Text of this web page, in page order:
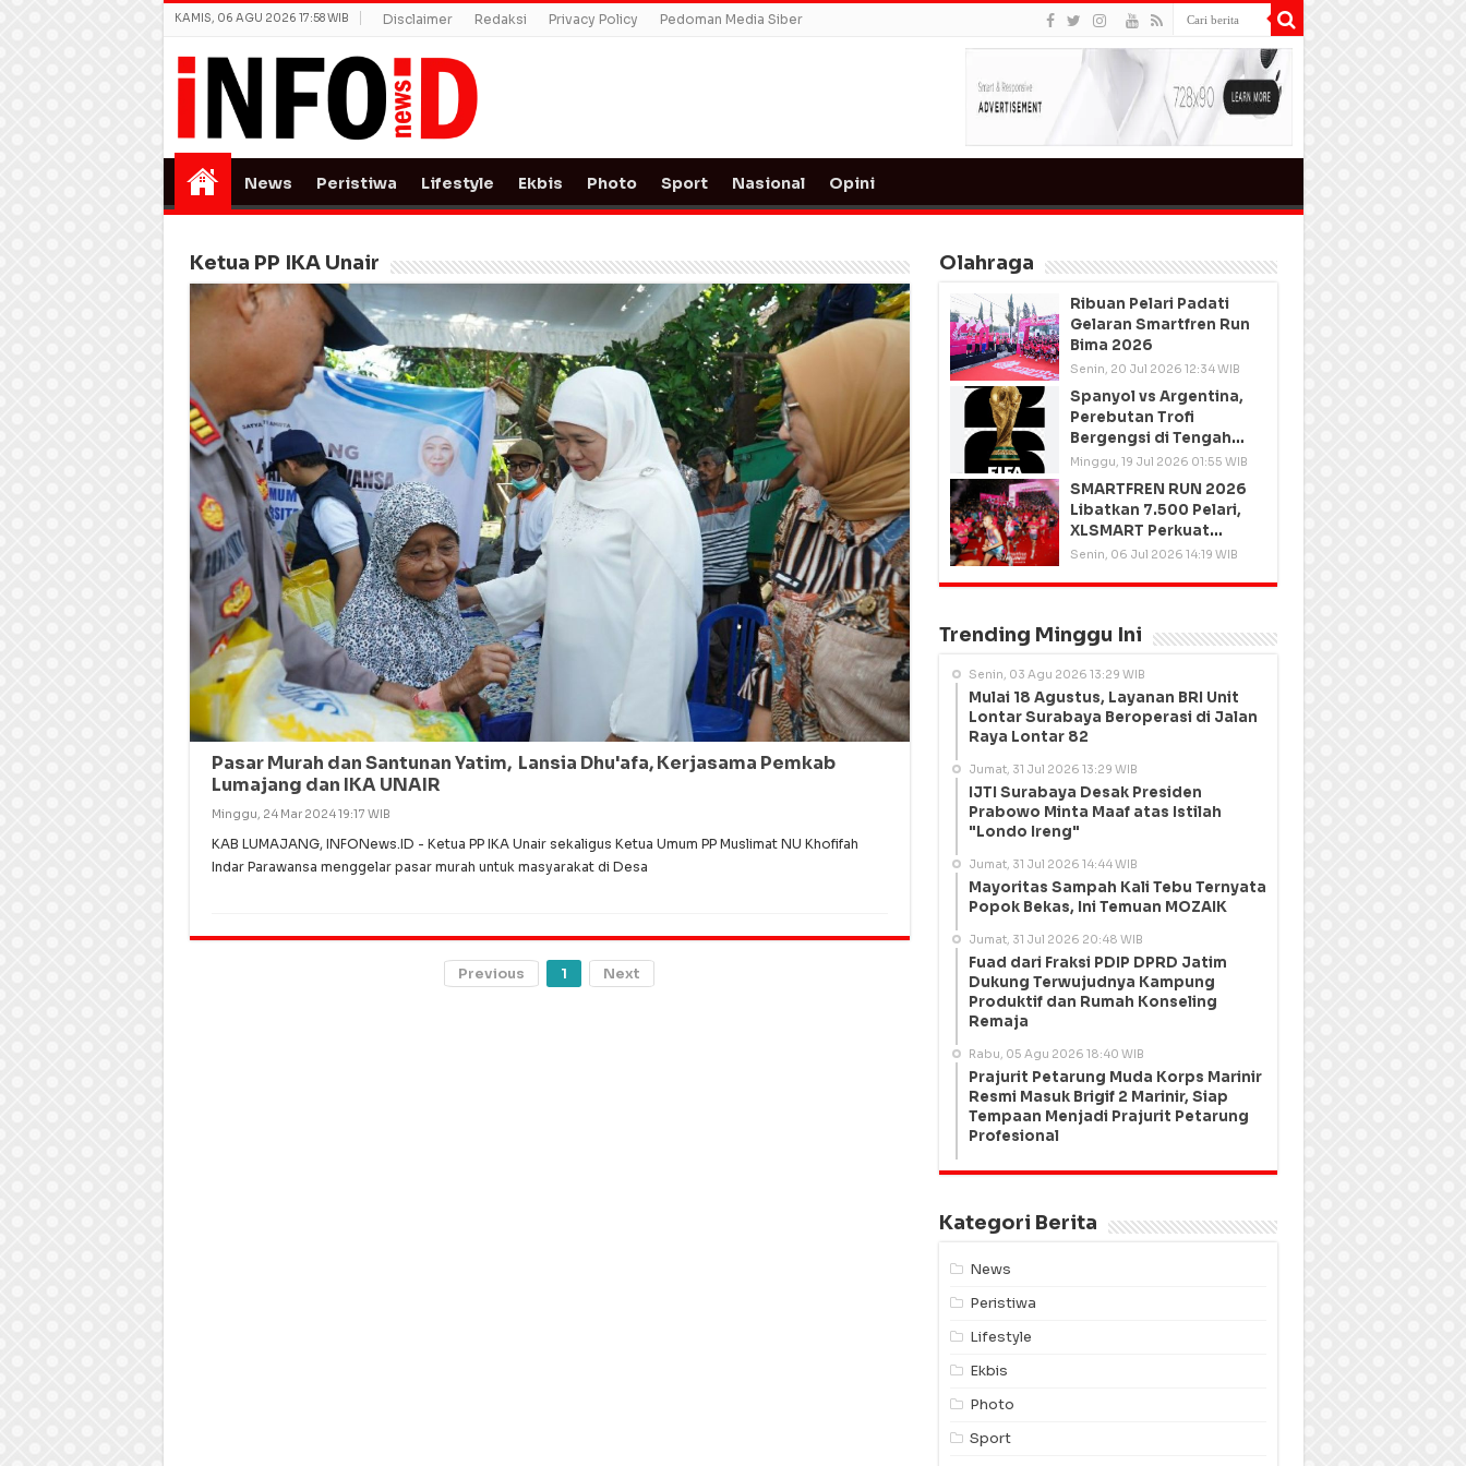
KAMIS, 06 AGU 2026 17:58 WIB Disclaimer Redaksi Privacy Policy Pedoman Media Siber
News Peristiwa Lifestyle Ekbis Photo Sport Nasional Opini
Ketua PP IKA Unair
Pasar Murah dan Santunan Yatim, Lansia Dhu'afa, Kerjasama Pemkab
Lumajang dan IKA UNAIR
Minggu, 24 Mar 2024 19:17 WIB
KAB LUMAJANG, INFONews.ID - Ketua PP IKA Unair sekaligus Ketua Umum PP Muslimat NU Khofifah
Indar Parawansa menggelar pasar murah untuk masyarakat di Desa
Previous 1 Next
Olahraga
Ribuan Pelari Padati
Gelaran Smartfren Run
Bima 2026
Senin, 20 Jul 2026 12:34 WIB
Spanyol vs Argentina,
Perebutan Trofi
Bergengsi di Tengah
Semangat Persatuan
Minggu, 19 Jul 2026 01:55 WIB
SMARTFREN RUN 2026
Libatkan 7.500 Pelari,
XLSMART Perkuat
Kedekatan dengan
Senin, 06 Jul 2026 14:19 WIB
Trending Minggu Ini
Senin, 03 Agu 2026 13:29 WIB
Mulai 18 Agustus, Layanan BRI Unit
Lontar Surabaya Beroperasi di Jalan
Raya Lontar 82
Jumat, 31 Jul 2026 13:29 WIB
IJTI Surabaya Desak Presiden
Prabowo Minta Maaf atas Istilah
"Londo Ireng"
Jumat, 31 Jul 2026 14:44 WIB
Mayoritas Sampah Kali Tebu Ternyata
Popok Bekas, Ini Temuan MOZAIK
Jumat, 31 Jul 2026 20:48 WIB
Fuad dari Fraksi PDIP DPRD Jatim
Dukung Terwujudnya Kampung
Produktif dan Rumah Konseling
Remaja
Rabu, 05 Agu 2026 18:40 WIB
Prajurit Petarung Muda Korps Marinir
Resmi Masuk Brigif 2 Marinir, Siap
Tempaan Menjadi Prajurit Petarung
Profesional
Kategori Berita
News
Peristiwa
Lifestyle
Ekbis
Photo
Sport